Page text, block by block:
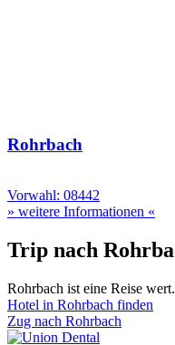
Rohrbach
Vorwahl: 08442
» weitere Informationen «
Trip nach
Rohrbach ist eine Reise
Hotel in Rohrbach finden
Zug nach Rohrbach